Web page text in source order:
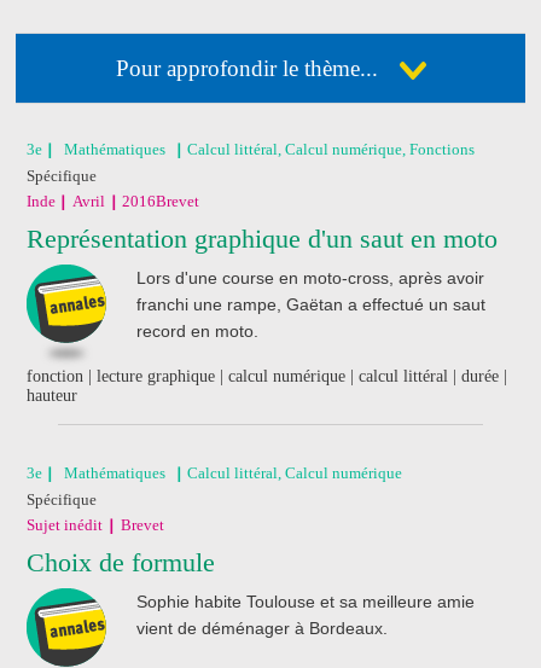
Déja abonné ?
J'ai acheté un livre
de révision
Nathan
Pour approfondir le thème...
3e Mathématiques
Calcul littéral, Calcul numérique, Fonctions
Spécifique
Inde
Avril 2016Brevet
Représentation graphique d'un saut en moto
Lors d'une course en moto-cross, après avoir
franchi une rampe, Gaëtan a effectué un saut
record en moto.
fonction | lecture graphique | calcul numérique | calcul littéral | durée |
hauteur
3e Mathématiques
Calcul littéral, Calcul numérique
Spécifique
Sujet inédit
Brevet
Choix de formule
Sophie habite Toulouse et sa meilleure amie
vient de déménager à Bordeaux.